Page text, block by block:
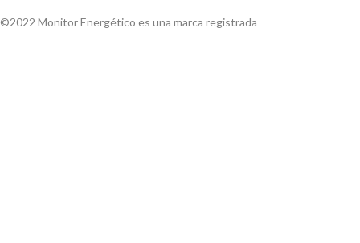
©2022 Monitor Energético es una marca registrada